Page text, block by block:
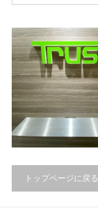
トップページに戻る